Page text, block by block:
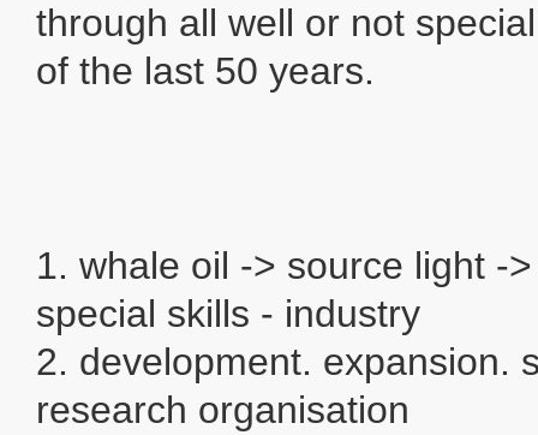
through all well or not
of the last 50 years.
1. whale oil -> source light -
special skills - industry
2. development. expansion.
research organisation